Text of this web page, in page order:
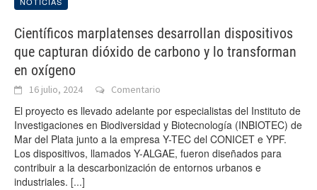
Científicos marplatenses desarrollan dispositivos
que capturan dióxido de carbono y lo transforman
en oxígeno
16 julio, 2024 Comentario
El proyecto es llevado adelante por especialistas del Instituto de
Investigaciones en Biodiversidad y Biotecnología (INBIOTEC) de
Mar del Plata junto a la empresa Y-TEC del CONICET e YPF.
Los dispositivos, llamados Y-ALGAE, fueron diseñados para
contribuir a la descarbonización de entornos urbanos e
industriales. [...]